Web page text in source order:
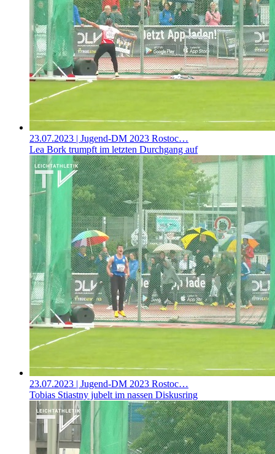
23.07.2023 | Jugend-DM 2023 Rostoc…
Lea Bork trumpft im letzten Durchgang auf
23.07.2023 | Jugend-DM 2023 Rostoc…
Tobias Stiastny jubelt im nassen Diskusring